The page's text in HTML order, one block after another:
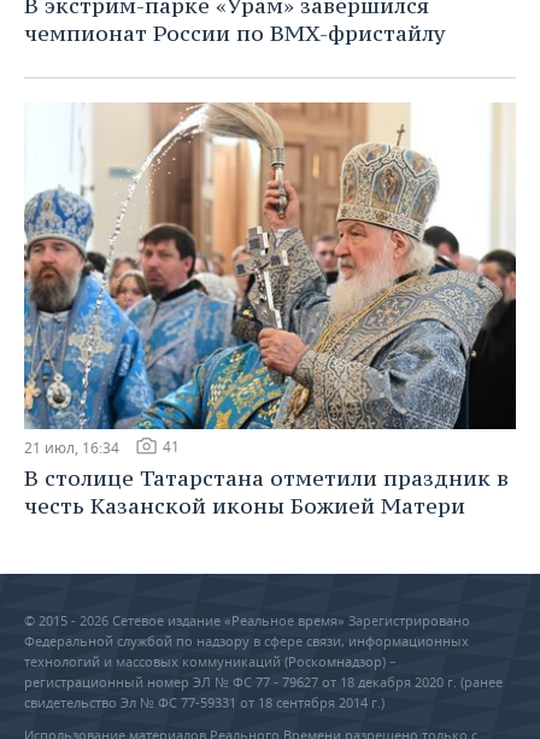
чемпионат России по BMX-фристайлу
21 июл, 16:34 41
В столице Татарстана отметили праздник в
честь Казанской иконы Божией Матери
© 2015 - 2026 Сетевое издание «Реальное время» Зарегистрировано
Федеральной службой по надзору в сфере связи, информационных
технологий и массовых коммуникаций (Роскомнадзор) –
регистрационный номер ЭЛ № ФС 77 - 79627 от 18 декабря 2020 г. (ранее
свидетельство Эл № ФС 77-59331 от 18 сентября 2014 г.)
Использование материалов Реального Времени разрешено только с